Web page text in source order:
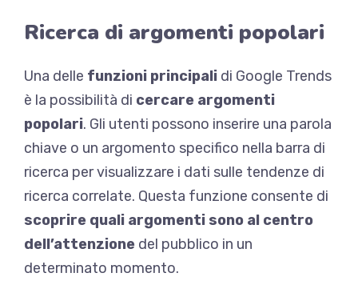
Ricerca di argomenti popolari
Una delle funzioni principali di Google Trends
è la possibilità di cercare argomenti
popolari. Gli utenti possono inserire una parola
chiave o un argomento specifico nella barra di
ricerca per visualizzare i dati sulle tendenze di
ricerca correlate. Questa funzione consente di
scoprire quali argomenti sono al centro
dell’attenzione del pubblico in un
determinato momento.